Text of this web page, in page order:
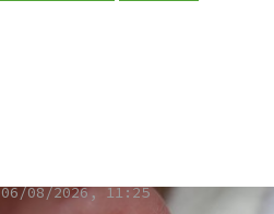
06/08/2026, 11:25